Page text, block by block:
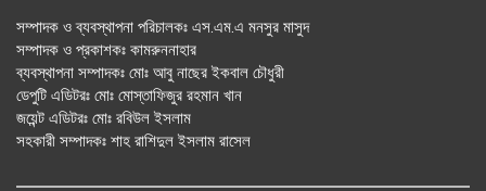
সম্পাদক ও ব্যবস্থাপনা পরিচালকঃ এস.এম.এ মনসুর মাসুদ
সম্পাদক ও প্রকাশকঃ কামরুননাহার
ব্যবস্থাপনা সম্পাদকঃ মোঃ আবু নাছের ইকবাল চৌধুরী
ডেপুটি এডিটরঃ মোঃ মোস্তাফিজুর রহমান খান
জয়েন্ট এডিটরঃ মোঃ রবিউল ইসলাম
সহকারী সম্পাদকঃ শাহ রাশিদুল ইসলাম রাসেল